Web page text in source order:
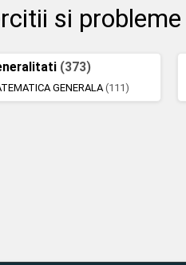
si probleme
(373)
GENERALA(111)